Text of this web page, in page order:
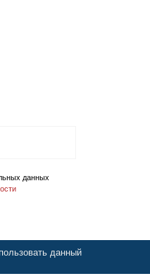
данных
данный